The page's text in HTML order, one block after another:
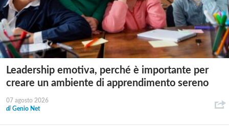
Leadership emotiva, perché è importante per
creare un ambiente di apprendimento sereno
07 agosto 2026
di Genio Net